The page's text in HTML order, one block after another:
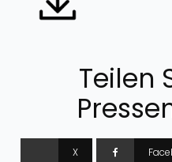
Teilen
X